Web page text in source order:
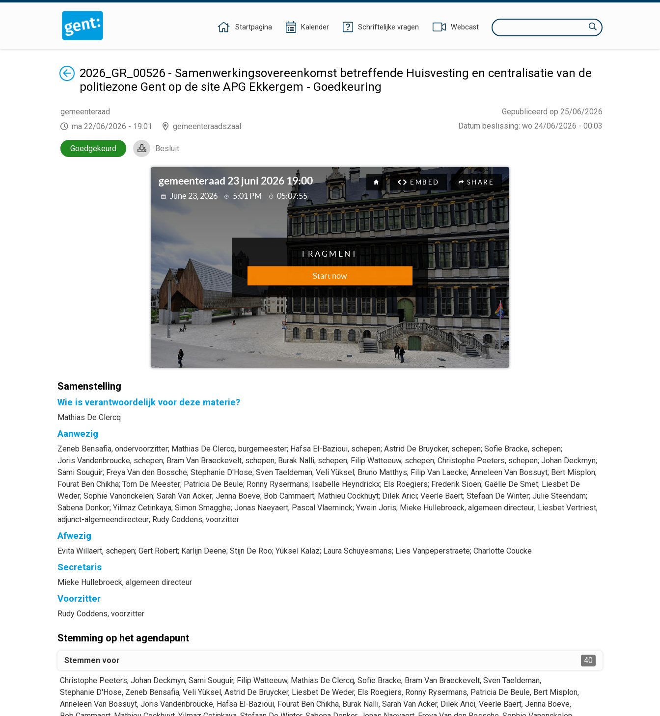
Startpagina Kalender Schriftelijke vragen Webcast Zoeken
Terug2026_GR_00526 - Samenwerkingsovereenkomst betreffende Huisvesting en centralisatie van de
politiezone Gent op de site APG Ekkergem - Goedkeuring
Gepubliceerd op 25/06/2026
Datum beslissing: wo 24/06/2026 - 00:03
gemeenteraad
ma 22/06/2026 - 19:01
gemeenteraadszaal
Goedgekeurd Besluit
Samenstelling
Wie is verantwoordelijk voor deze materie?
Mathias De Clercq
Aanwezig
Zeneb Bensafia, ondervoorzitter; Mathias De Clercq, burgemeester; Hafsa El-Bazioui, schepen; Astrid De Bruycker, schepen; Sofie Bracke, schepen;
Joris Vandenbroucke, schepen; Bram Van Braeckevelt, schepen; Burak Nalli, schepen; Filip Watteeuw, schepen; Christophe Peeters, schepen; Johan Deckmyn;
Sami Souguir; Freya Van den Bossche; Stephanie D'Hose; Sven Taeldeman; Veli Yüksel; Bruno Matthys; Filip Van Laecke; Anneleen Van Bossuyt; Bert Misplon;
Fourat Ben Chikha; Tom De Meester; Patricia De Beule; Ronny Rysermans; Isabelle Heyndrickx; Els Roegiers; Frederik Sioen; Gaëlle De Smet; Liesbet De
Weder; Sophie Vanonckelen; Sarah Van Acker; Jenna Boeve; Bob Cammaert; Mathieu Cockhuyt; Dilek Arici; Veerle Baert; Stefaan De Winter; Julie Steendam;
Sabena Donkor; Yilmaz Cetinkaya; Simon Smagghe; Jonas Naeyaert; Pascal Vlaeminck; Ywein Joris; Mieke Hullebroeck, algemeen directeur; Liesbet Vertriest,
adjunct-algemeendirecteur; Rudy Coddens, voorzitter
Afwezig
Evita Willaert, schepen; Gert Robert; Karlijn Deene; Stijn De Roo; Yüksel Kalaz; Laura Schuyesmans; Lies Vanpeperstraete; Charlotte Coucke
Secretaris
Mieke Hullebroeck, algemeen directeur
Voorzitter
Rudy Coddens, voorzitter
Stemming op het agendapunt
Stemmen voor 40
Christophe Peeters, Johan Deckmyn, Sami Souguir, Filip Watteeuw, Mathias De Clercq, Sofie Bracke, Bram Van Braeckevelt, Sven Taeldeman,
Stephanie D'Hose, Zeneb Bensafia, Veli Yüksel, Astrid De Bruycker, Liesbet De Weder, Els Roegiers, Ronny Rysermans, Patricia De Beule, Bert Misplon,
Anneleen Van Bossuyt, Joris Vandenbroucke, Hafsa El-Bazioui, Fourat Ben Chikha, Burak Nalli, Sarah Van Acker, Dilek Arici, Veerle Baert, Jenna Boeve,